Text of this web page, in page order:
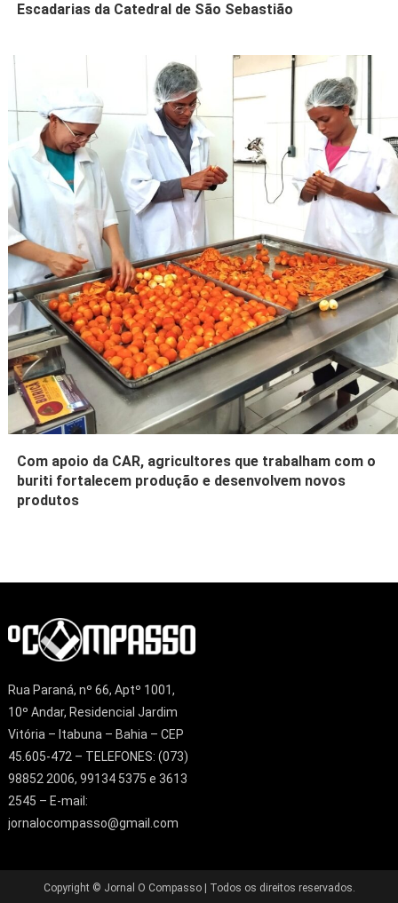
Escadarias da Catedral de São Sebastião
Com apoio da CAR, agricultores que trabalham com o
buriti fortalecem produção e desenvolvem novos
produtos
Rua Paraná, nº 66, Aptº 1001,
10º Andar, Residencial Jardim
Vitória – Itabuna – Bahia – CEP
45.605-472 – TELEFONES: (073)
98852 2006, 99134 5375 e 3613
2545 – E-mail:
jornalocompasso@gmail.com
Copyright © Jornal O Compasso | Todos os direitos reservados.